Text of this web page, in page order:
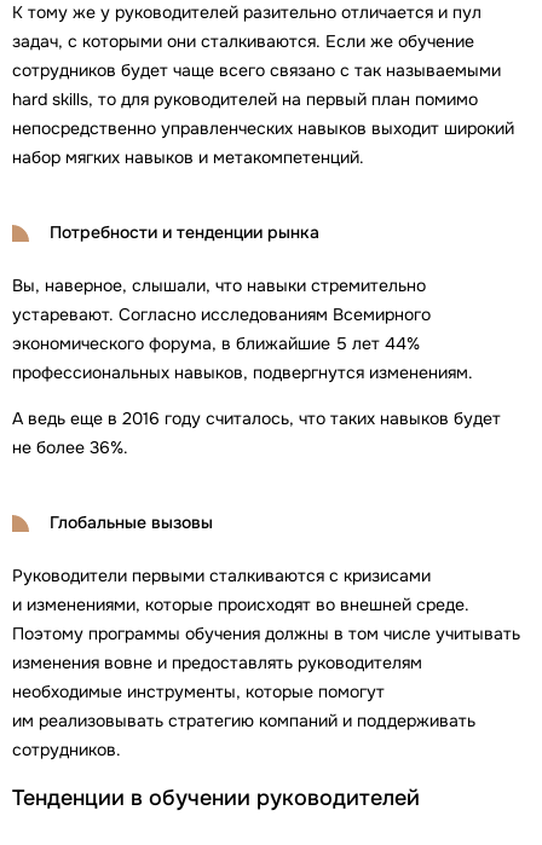
К тому же у руководителей разительно отличается и пул
задач, с которыми они сталкиваются. Если же обучение
сотрудников будет чаще всего связано с так называемыми
hard skills, то для руководителей на первый план помимо
непосредственно управленческих навыков выходит широкий
набор мягких навыков и метакомпетенций.
Потребности и тенденции рынка
Вы, наверное, слышали, что навыки стремительно
устаревают. Согласно исследованиям Всемирного
экономического форума, в ближайшие 5 лет 44%
профессиональных навыков, подвергнутся изменениям.
А ведь еще в 2016 году считалось, что таких навыков будет
не более 36%.
Глобальные вызовы
Руководители первыми сталкиваются с кризисами
и изменениями, которые происходят во внешней среде.
Поэтому программы обучения должны в том числе учитывать
изменения вовне и предоставлять руководителям
необходимые инструменты, которые помогут
им реализовывать стратегию компаний и поддерживать
сотрудников.
Тенденции в обучении руководителей